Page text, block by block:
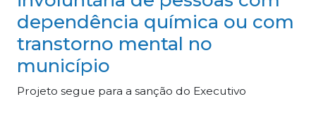
dependência química ou com
transtorno mental no
município
Projeto segue para a sanção do Executivo